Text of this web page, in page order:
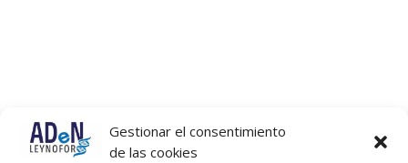
Gestionar el consentimiento
de las cookies